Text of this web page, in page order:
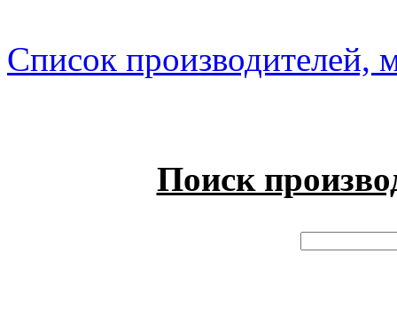
Список производителей,
Поиск